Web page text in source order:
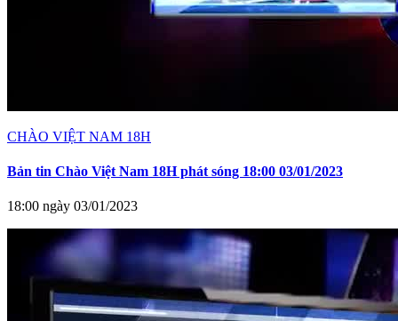
CHÀO VIỆT NAM 18H
Bản tin Chào Việt Nam 18H phát sóng 18:00 03/01/2023
18:00 ngày 03/01/2023